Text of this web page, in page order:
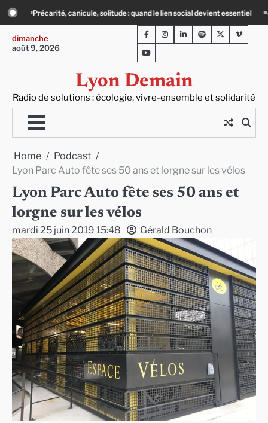
Skip
content
le lien social devient essentiel « Ça chauffe » : des acteurs du batiment
dimanche
août 9, 2026
Lyon Demain
Radio de solutions : écologie, vivre-ensemble et solidarité
FacebookInstagram
LinkedInSpotifyTwitterViméo
Youtube
Home
Podcast
Lyon Parc Auto fête ses 50 ans et lorgne sur les vélos
Lyon Parc Auto fête ses 50 ans et
lorgne sur les vélos
mardi 25 juin 2019 15:48 Gérald Bouchon